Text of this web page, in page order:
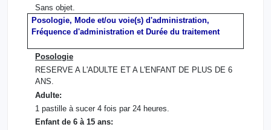
Sans objet.
Posologie, Mode et/ou voie(s) d'administration,
Fréquence d'administration et Durée du traitement
Posologie
RESERVE A L'ADULTE ET A L'ENFANT DE PLUS DE 6
ANS.
Adulte:
1 pastille à sucer 4 fois par 24 heures.
Enfant de 6 à 15 ans: